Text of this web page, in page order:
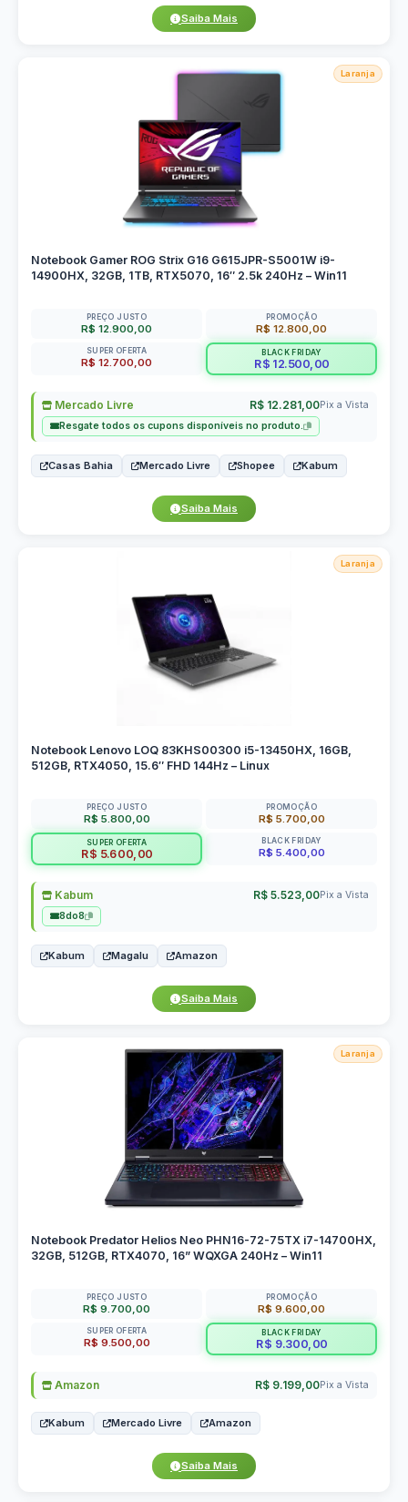
Saiba Mais
Laranja
Notebook Gamer ROG Strix G16 G615JPR-S5001W i9-
14900HX, 32GB, 1TB, RTX5070, 16″ 2.5k 240Hz – Win11
PREÇO JUSTO
R$ 12.900,00
PROMOÇÃO
R$ 12.800,00
SUPER OFERTA
R$ 12.700,00
BLACK FRIDAY
R$ 12.500,00
Mercado Livre R$ 12.281,00Pix a Vista
Resgate todos os cupons disponíveis no produto.
Casas Bahia Mercado Livre Shopee Kabum
Saiba Mais
Laranja
Notebook Lenovo LOQ 83KHS00300 i5-13450HX, 16GB,
512GB, RTX4050, 15.6″ FHD 144Hz – Linux
PREÇO JUSTO
R$ 5.800,00
PROMOÇÃO
R$ 5.700,00
SUPER OFERTA
R$ 5.600,00
BLACK FRIDAY
R$ 5.400,00
Kabum R$ 5.523,00Pix a Vista
8do8
Kabum Magalu Amazon
Saiba Mais
Laranja
Notebook Predator Helios Neo PHN16-72-75TX i7-14700HX,
32GB, 512GB, RTX4070, 16” WQXGA 240Hz – Win11
PREÇO JUSTO
R$ 9.700,00
PROMOÇÃO
R$ 9.600,00
SUPER OFERTA
R$ 9.500,00
BLACK FRIDAY
R$ 9.300,00
Amazon R$ 9.199,00Pix a Vista
Kabum Mercado Livre Amazon
Saiba Mais